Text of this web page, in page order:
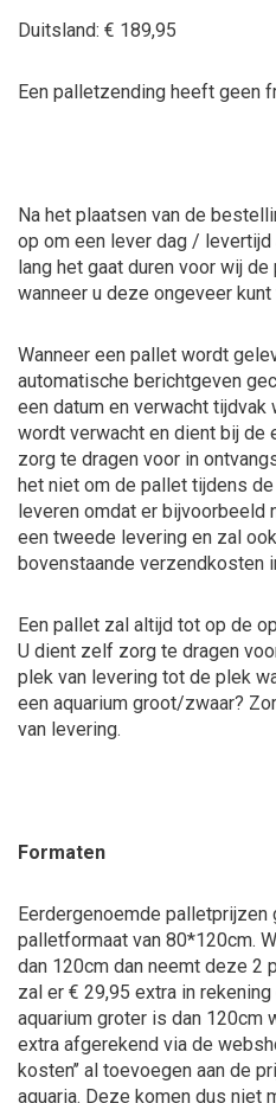
Duitsland: € 189,95
Een palletzending heeft geen
Na het plaatsen van de
op om een lever dag /
lang het gaat duren voor wij
wanneer u deze ongeveer kunt
Wanneer een pallet wordt
automatische berichtgeven
een datum en verwacht tijdvak
wordt verwacht en dient bij
zorg te dragen voor in
het niet om de pallet tijdens
leveren omdat er bijvoorbeeld
een tweede levering en zal
bovenstaande verzendkosten
Een pallet zal altijd tot op de
U dient zelf zorg te dragen
plek van levering tot de plek
een aquarium groot/zwaar?
van levering.
Formaten
Eerdergenoemde palletprijzen
palletformaat van 80*120cm.
dan 120cm dan neemt deze 2
zal er € 29,95 extra in
aquarium groter is dan 120cm
extra afgerekend via de
kosten’’ al toevoegen aan de
aquaria. Deze komen dus niet